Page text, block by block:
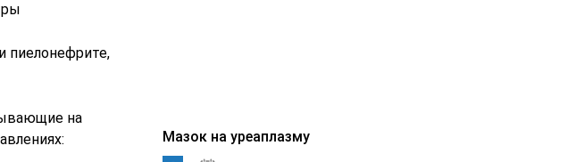
пиелонефрите,
на
Мазок на уреаплазму